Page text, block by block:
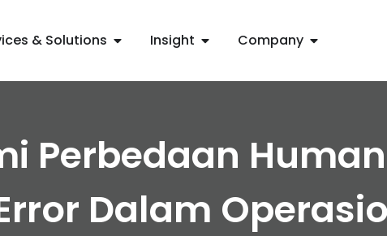
& Solutions Insight Company
Perbedaan
Dalam